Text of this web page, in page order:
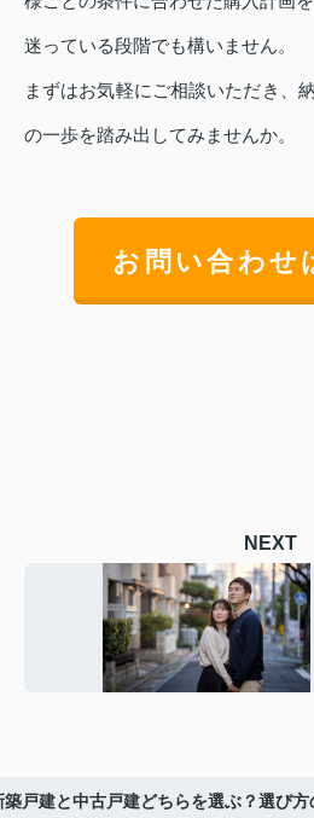
迷っている段階でも構いません。
まずはお気軽にご相談いただき、
の一歩を踏み出してみませんか。
お問い合わせ
NEXT
築戸建と中古戸建どちらを選ぶ？選び